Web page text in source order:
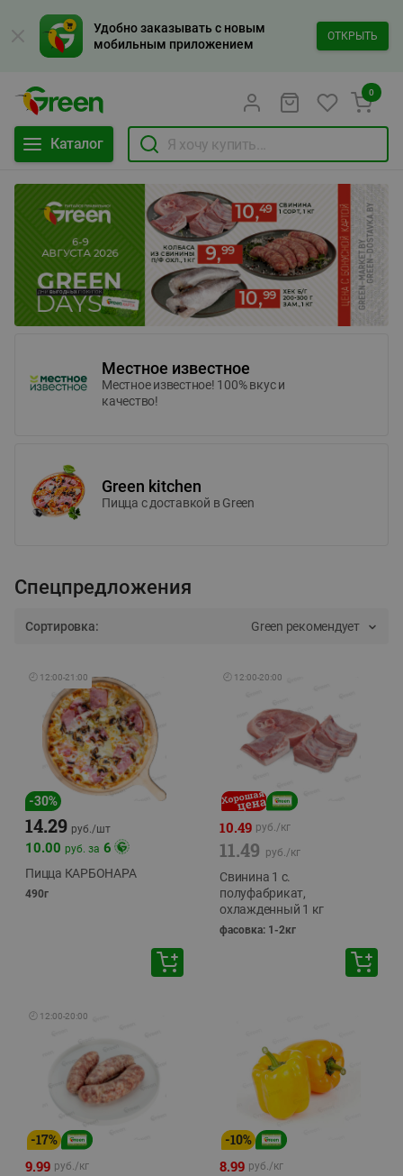
Удобно заказывать с новым
мобильным приложением
ОТКРЫТЬ
Каталог
0
Местное известное
Местное известное! 100% вкус и
качество!
Green kitchen
Пицца c доставкой в Green
Спецпредложения
Сортировка: Green рекомендует
🕘 12:00-21:00
-30%
14.29 руб./шт
10.00 руб. за 6
Пицца КАРБОНАРА
490г
🕘 12:00-20:00
10.49 руб./кг
11.49 руб./кг
Свинина 1 с.
полуфабрикат,
охлажденный 1 кг
фасовка: 1-2кг
🕘 12:00-20:00
-17%
9.99 руб./кг
-10%
8.99 руб./кг